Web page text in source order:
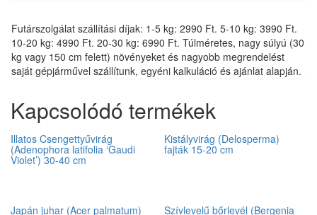
Futárszolgálat szállítási díjak: 1-5 kg: 2990 Ft. 5-10 kg: 3990 Ft.
10-20 kg: 4990 Ft. 20-30 kg: 6990 Ft. Túlméretes, nagy súlyú (30
kg vagy 150 cm felett) növényeket és nagyobb megrendelést
saját gépjárművel szállítunk, egyéni kalkuláció és ajánlat alapján.
Kapcsolódó termékek
Illatos Csengettyűvirág
(Adenophora latifolia ‘Gaudi
Violet’) 30-40 cm
Kistályvirág (Delosperma)
fajták 15-20 cm
Japán juhar (Acer palmatum) Szívlevelű bőrlevél (Bergenia